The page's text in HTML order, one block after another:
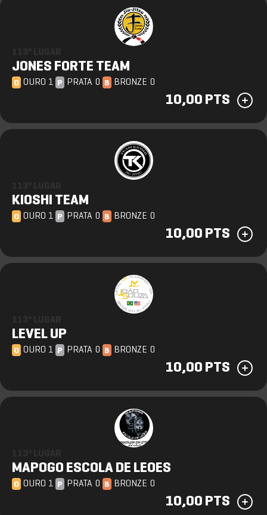
JONES FORTE TEAM
O OURO 1 P PRATA 0 B BRONZE 0
10,00 PTS
KIOSHI TEAM
O OURO 1 P PRATA 0 B BRONZE 0
10,00 PTS
LEVEL UP
O OURO 1 P PRATA 0 B BRONZE 0
10,00 PTS
MAPOGO ESCOLA DE LEOES
O OURO 1 P PRATA 0 B BRONZE 0
10,00 PTS